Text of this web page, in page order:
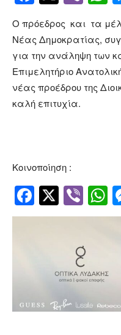
Ο πρόεδρος και τα
Νέας Δημοκρατίας,
για την ανάληψη των
Επιμελητήριο
νέας προέδρου της
καλή επιτυχία.
Κοινοποίηση :
Facebook
Twitter